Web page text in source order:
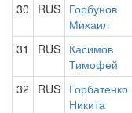
30 RUS Горбунов
Михаил
31 RUS Касимов
Тимофей
32 RUS Горбатенко
Никита